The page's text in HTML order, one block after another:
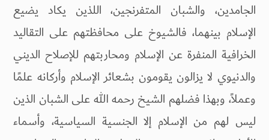
الجامدين، والشبان المتفرنجين، اللذين يكاد يضيع
الإسلام بينهما، فالشيوخ على محافظتهم على التقاليد
الخرافية المنفرة عن الإسلام ومحاربتهم للإصلاح الديني
والدنيوي لا يزالون يقومون بشعائر الإسلام وأركانه علمًا
وعملاً، وبهذا فضلهم الشيخ رحمه الله على الشبان الذين
ليس لهم من الإسلام إلا الجنسية السياسية، وأسماء